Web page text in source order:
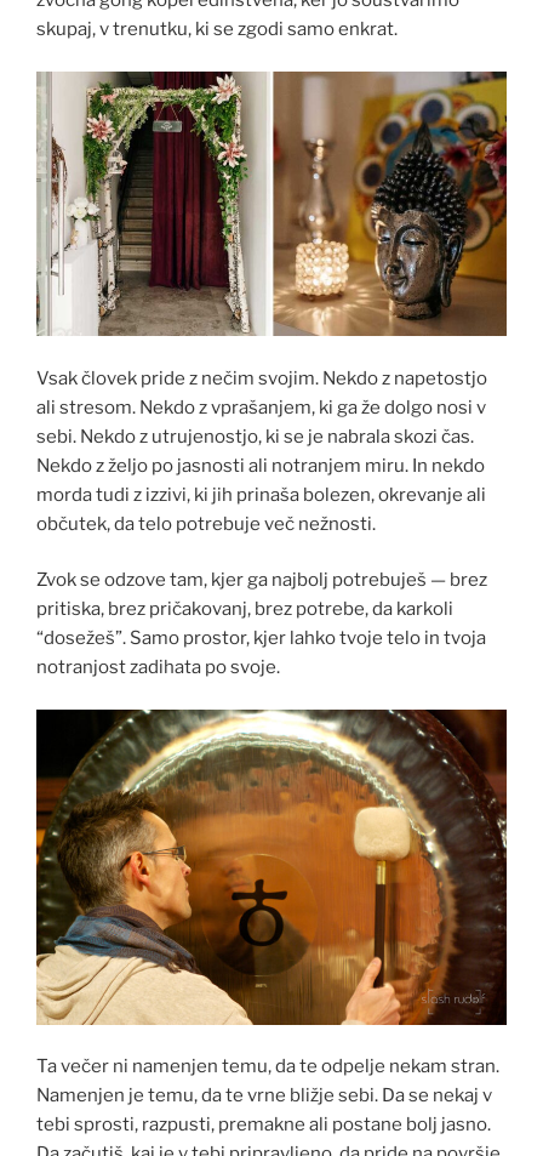
skupaj, v trenutku, ki se zgodi samo enkrat.
Vsak človek pride z nečim svojim. Nekdo z napetostjo
ali stresom. Nekdo z vprašanjem, ki ga že dolgo nosi v
sebi. Nekdo z utrujenostjo, ki se je nabrala skozi čas.
Nekdo z željo po jasnosti ali notranjem miru. In nekdo
morda tudi z izzivi, ki jih prinaša bolezen, okrevanje ali
občutek, da telo potrebuje več nežnosti.
Zvok se odzove tam, kjer ga najbolj potrebuješ — brez
pritiska, brez pričakovanj, brez potrebe, da karkoli
“dosežeš”. Samo prostor, kjer lahko tvoje telo in tvoja
notranjost zadihata po svoje.
Ta večer ni namenjen temu, da te odpelje nekam stran.
Namenjen je temu, da te vrne bližje sebi. Da se nekaj v
tebi sprosti, razpusti, premakne ali postane bolj jasno.